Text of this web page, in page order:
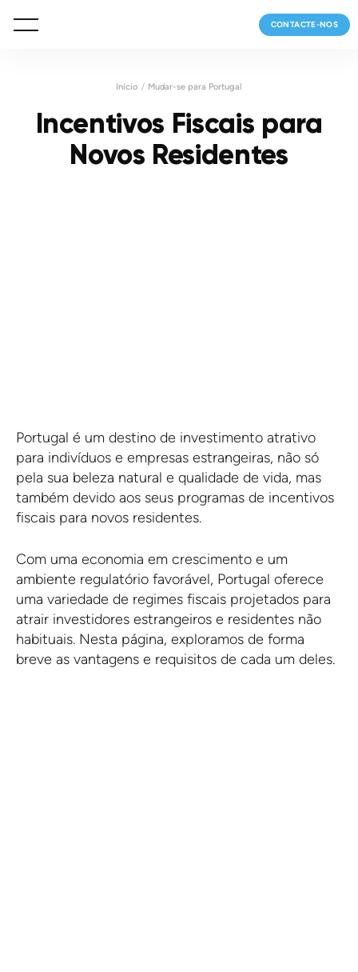
CONTACTE-NOS
Início Mudar-se para Portugal
Incentivos Fiscais para
Novos Residentes
Portugal é um destino de investimento atrativo
para indivíduos e empresas estrangeiras, não só
pela sua beleza natural e qualidade de vida, mas
também devido aos seus programas de incentivos
fiscais para novos residentes.
Com uma economia em crescimento e um
ambiente regulatório favorável, Portugal oferece
uma variedade de regimes fiscais projetados para
atrair investidores estrangeiros e residentes não
habituais. Nesta página, exploramos de forma
breve as vantagens e requisitos de cada um deles.